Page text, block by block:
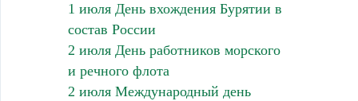
1 июля День вхождения Бурятии в
состав России
2 июля День работников морского
и речного флота
2 июля Международный день